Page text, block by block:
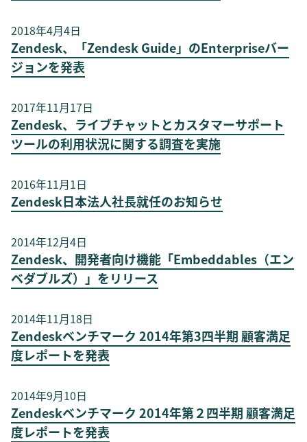
2018年4月4日
Zendesk、「Zendesk Guide」のEnterpriseバー
ジョンを発表
2017年11月17日
Zendesk、ライブチャットとカスタマーサポート
ツールの利用状況に関する調査を実施
2016年11月1日
Zendesk日本法人社長就任のお知らせ
2014年12月4日
Zendesk、開発者向け機能「Embeddables（エン
ベダブルズ）」をリリース
2014年11月18日
Zendeskベンチマーク 2014年第3四半期 顧客満足
度レポートを発表
2014年9月10日
Zendeskベンチマーク 2014年第２四半期 顧客満足
度レポートを発表